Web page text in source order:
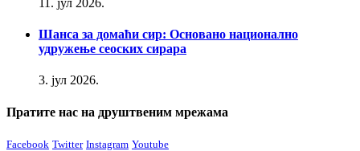
Шанса за домаћи сир: Основано национално
удружење сеоских сирара
3. јул 2026.
Пратите нас на друштвеним мрежама
Facebook Twitter Instagram Youtube